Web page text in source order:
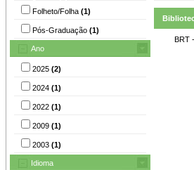
Folheto/Folha (1)
Pós-Graduação (1)
Ano
2025 (2)
2024 (1)
2022 (1)
2009 (1)
2003 (1)
Idioma
BRT